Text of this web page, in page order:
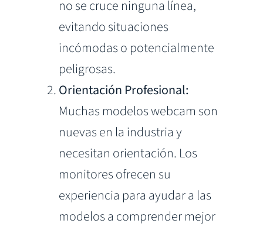
no se cruce ninguna línea,
evitando situaciones
incómodas o potencialmente
peligrosas.
Orientación Profesional:
Muchas modelos webcam son
nuevas en la industria y
necesitan orientación. Los
monitores ofrecen su
experiencia para ayudar a las
modelos a comprender mejor